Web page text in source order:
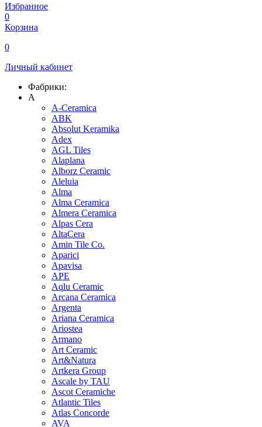
Избранное
0
Корзина
0
Личный кабинет
Фабрики:
A
A-Ceramica
ABK
Absolut Keramika
Adex
AGL Tiles
Alaplana
Alborz Ceramic
Aleluia
Alma
Alma Ceramica
Almera Ceramica
Alpas Cera
AltaCera
Amin Tile Co.
Aparici
Apavisa
APE
Aqlu Ceramic
Arcana Ceramica
Argenta
Ariana Ceramica
Ariostea
Armano
Art Ceramic
Art&Natura
Artkera Group
Ascale by TAU
Ascot Ceramiche
Atlantic Tiles
Atlas Concorde
AVA